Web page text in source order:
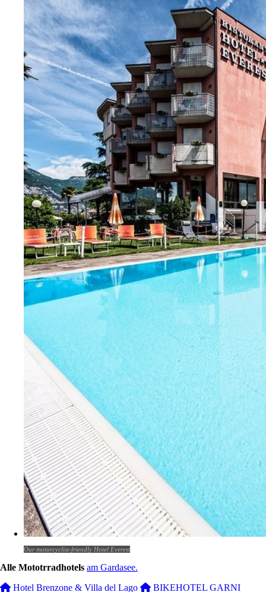
Our motorcyclist-friendly Hotel Everest
Alle Mototrradhotels am Gardasee.
Hotel Brenzone & Villa del Lago
BIKEHOTEL GARNI